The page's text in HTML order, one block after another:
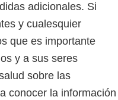
adicionales. Si
y cualesquier
que es importante
y a sus seres
sobre las
conocer la información